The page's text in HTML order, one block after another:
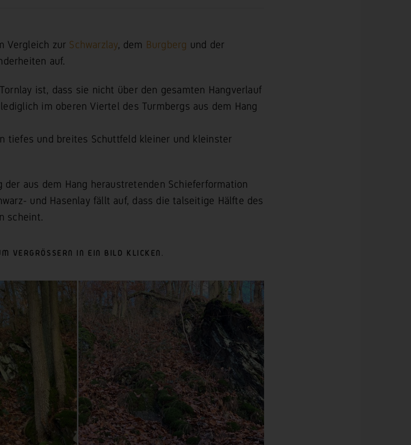
Vergleich zur Schwarzlay, dem Burgberg und der
auf.
ist, dass sie nicht über den gesamten Hangverlauf
im oberen Viertel des Turmbergs aus dem Hang
tiefes und breites Schuttfeld kleiner und kleinster
der aus dem Hang heraustretenden Schieferformation
und Hasenlay fällt auf, dass die talseitige Hälfte des
scheint.
VERGRÖSSERN IN EIN BILD KLICKEN.